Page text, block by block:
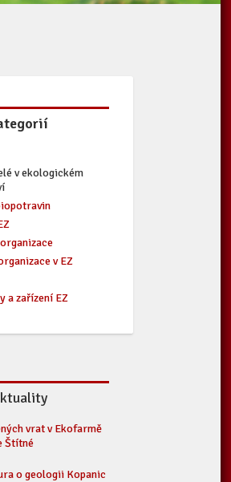
v ekologickém
v EZ
a zařízení EZ
vrat v Ekofarmě
Štítné
o geologii Kopanic